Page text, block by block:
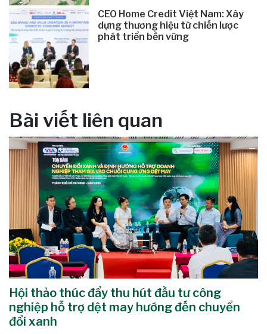
CEO Home Credit Việt Nam: Xây
dựng thương hiệu từ chiến lược
phát triển bền vững
Bài viết liên quan
Hội thảo thúc đẩy thu hút đầu tư công
nghiệp hỗ trợ dệt may hướng đến chuyển
đổi xanh